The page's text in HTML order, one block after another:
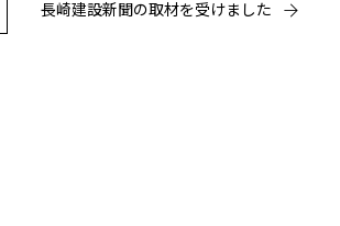
長崎建設新聞の取材を受けました